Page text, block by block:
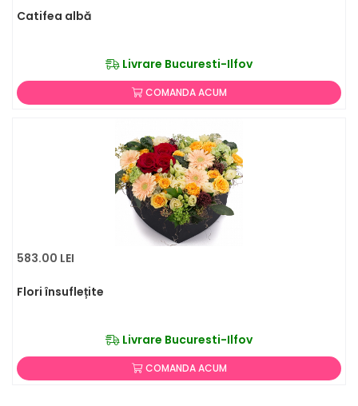
Catifea albă
Livrare Bucuresti-Ilfov
COMANDA ACUM
583.00 LEI
Flori însuflețite
Livrare Bucuresti-Ilfov
COMANDA ACUM